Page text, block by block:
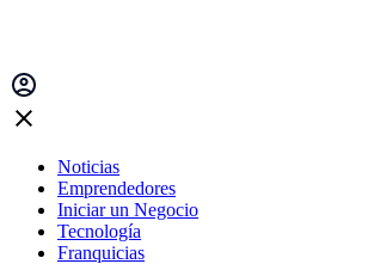
Noticias
Emprendedores
Iniciar un Negocio
Tecnología
Franquicias